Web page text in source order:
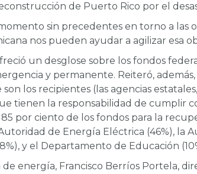
de Puerto Rico por el
sin precedentes en torno a las
nos pueden ayudar a agilizar esa
un desglose sobre los fondos
y permanente. Reiteró,
los recipientes (las agencias
tienen la responsabilidad de cumplir
por ciento de los fondos para la
de Energía Eléctrica (46%), la
y el Departamento de Educación
energía, Francisco Berríos Portela,